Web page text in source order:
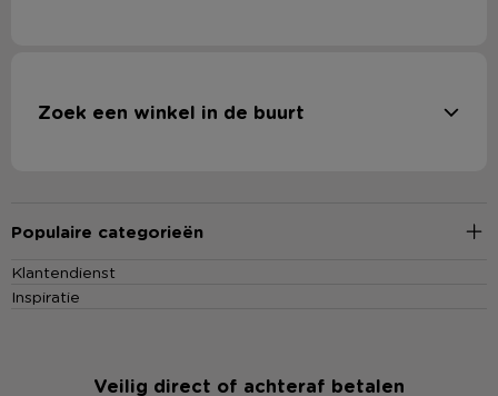
Zoek een winkel in de buurt
Populaire categorieën
Klantendienst
Inspiratie
Veilig direct of achteraf betalen